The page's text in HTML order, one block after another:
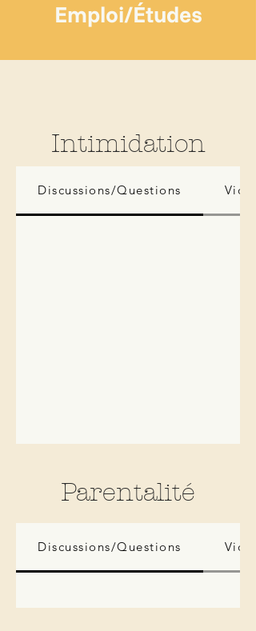
Emploi/Études
Intimidation
Discussions/Questions
Parentalité
Discussions/Questions